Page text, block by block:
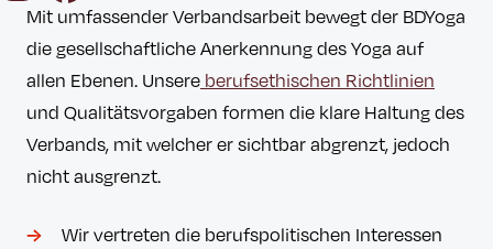
Mit umfassender Verbandsarbeit bewegt der BDYoga
die gesellschaftliche Anerkennung des Yoga auf
allen Ebenen. Unsere berufsethischen Richtlinien
und Qualitätsvorgaben formen die klare Haltung des
Verbands, mit welcher er sichtbar abgrenzt, jedoch
nicht ausgrenzt.
Wir vertreten die berufspolitischen Interessen